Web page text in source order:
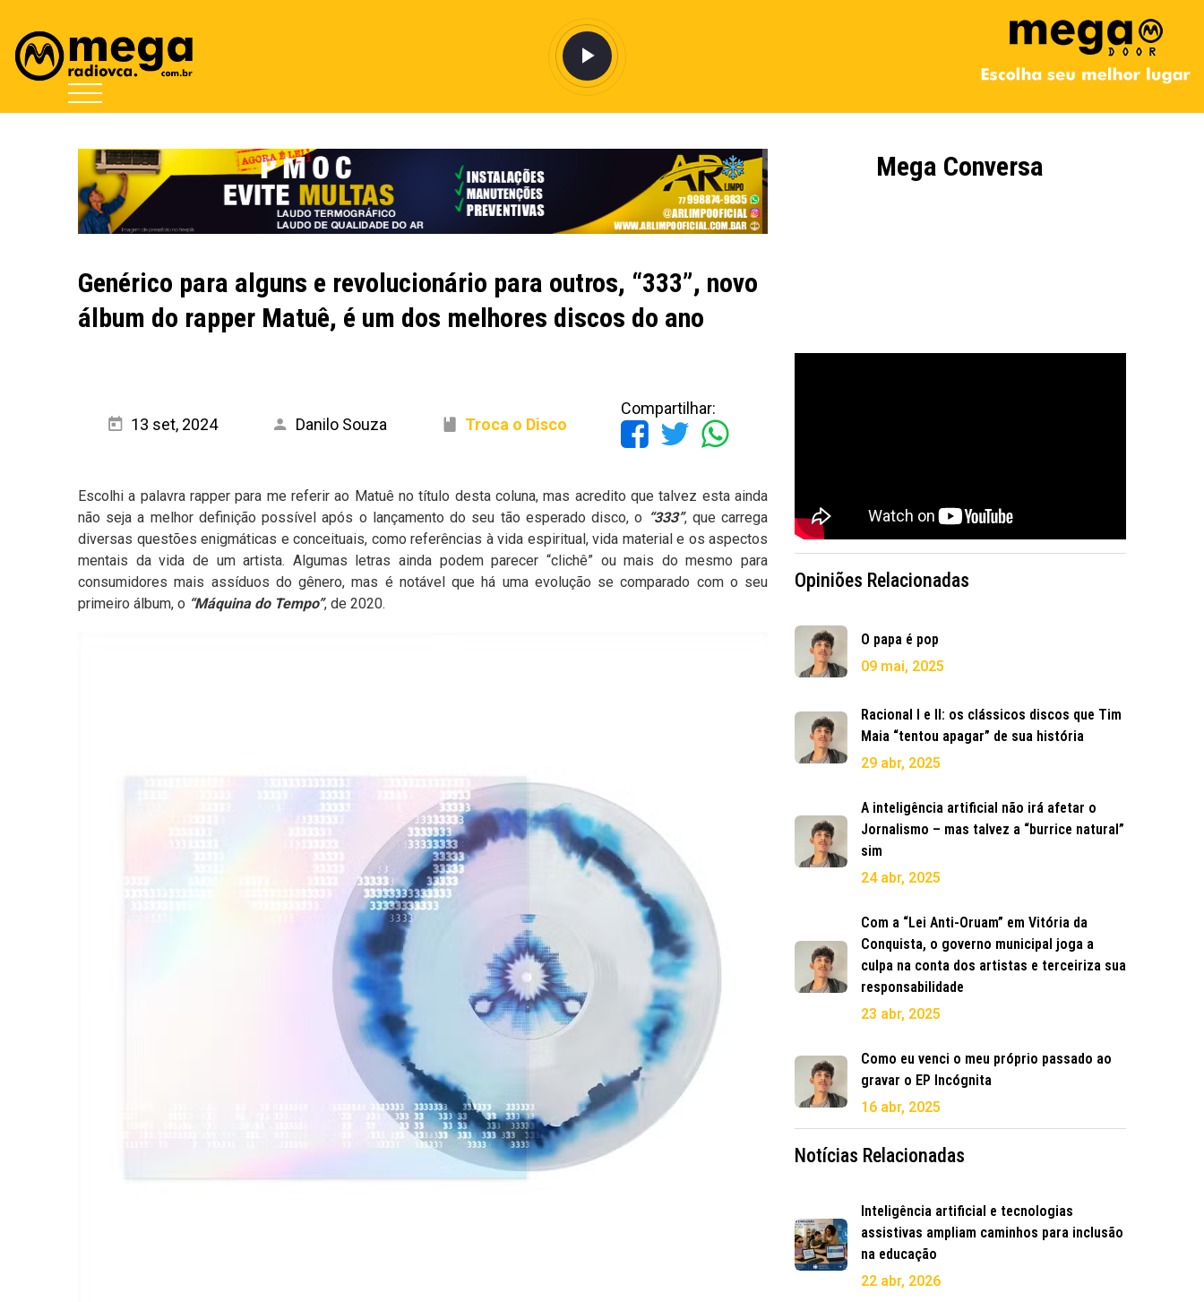
Genérico para alguns e revolucionário para outros, “333”, novo
álbum do rapper Matuê, é um dos melhores discos do ano
13 set, 2024 Danilo Souza Troca o Disco
Compartilhar:
Escolhi a palavra rapper para me referir ao Matuê no título desta coluna, mas acredito que talvez esta ainda
não seja a melhor definição possível após o lançamento do seu tão esperado disco, o “333”, que carrega
diversas questões enigmáticas e conceituais, como referências à vida espiritual, vida material e os aspectos
mentais da vida de um artista. Algumas letras ainda podem parecer “clichê” ou mais do mesmo para
consumidores mais assíduos do gênero, mas é notável que há uma evolução se comparado com o seu
primeiro álbum, o “Máquina do Tempo”, de 2020.
Mega Conversa
Opiniões Relacionadas
O papa é pop
09 mai, 2025
Racional I e II: os clássicos discos que Tim
Maia “tentou apagar” de sua história
29 abr, 2025
A inteligência artificial não irá afetar o
Jornalismo – mas talvez a “burrice natural”
sim
24 abr, 2025
Com a “Lei Anti-Oruam” em Vitória da
Conquista, o governo municipal joga a
culpa na conta dos artistas e terceiriza sua
responsabilidade
23 abr, 2025
Como eu venci o meu próprio passado ao
gravar o EP Incógnita
16 abr, 2025
Notícias Relacionadas
Inteligência artificial e tecnologias
assistivas ampliam caminhos para inclusão
na educação
22 abr, 2026